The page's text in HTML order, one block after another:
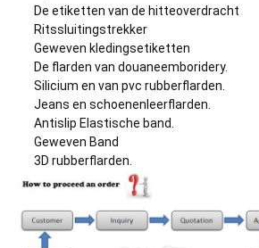
De etiketten van de hitteoverdracht
Ritssluitingstrekker
Geweven kledingsetiketten
De flarden van douaneemboridery.
Silicium en van pvc rubberflarden.
Jeans en schoenenleerflarden.
Antislip Elastische band.
Geweven Band
3D rubberflarden.